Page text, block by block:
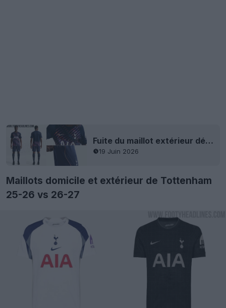
Fuite du maillot extérieur déjanté de Tottenham 26-27 + short
19 Juin 2026
Maillots domicile et extérieur de Tottenham
25-26 vs 26-27